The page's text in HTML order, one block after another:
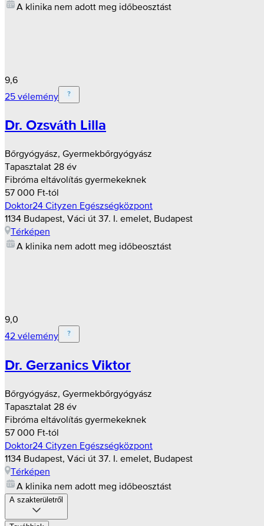
A klinika nem adott meg időbeosztást
9,6
25 vélemény
Dr. Ozsváth Lilla
Bőrgyógyász, Gyermekbőrgyógyász
Tapasztalat 28 év
Fibróma eltávolítás gyermekeknek
57 000 Ft-tól
Doktor24 Cityzen Egészségközpont
1134 Budapest, Váci út 37. I. emelet, Budapest
Térképen
A klinika nem adott meg időbeosztást
9,0
42 vélemény
Dr. Gerzanics Viktor
Bőrgyógyász, Gyermekbőrgyógyász
Tapasztalat 28 év
Fibróma eltávolítás gyermekeknek
57 000 Ft-tól
Doktor24 Cityzen Egészségközpont
1134 Budapest, Váci út 37. I. emelet, Budapest
Térképen
A klinika nem adott meg időbeosztást
A szakterületről